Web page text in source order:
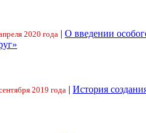
2020 года | О введении
2019 года | История